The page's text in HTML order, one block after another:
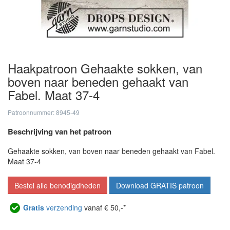
Haakpatroon Gehaakte sokken, van
boven naar beneden gehaakt van
Fabel. Maat 37-4
Patroonnummer: 8945-49
Beschrijving van het patroon
Gehaakte sokken, van boven naar beneden gehaakt van Fabel.
Maat 37-4
Bestel alle benodigdheden Download GRATIS patroon
Gratis verzending vanaf € 50,-*